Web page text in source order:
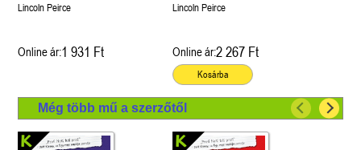
Lincoln Peirce
Online ár:1 931 Ft
Lincoln Peirce
Online ár:2 267 Ft
Kosárba
Még több mű a szerzőtől